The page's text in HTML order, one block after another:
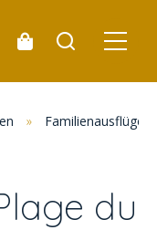
» Familienausflüge
du